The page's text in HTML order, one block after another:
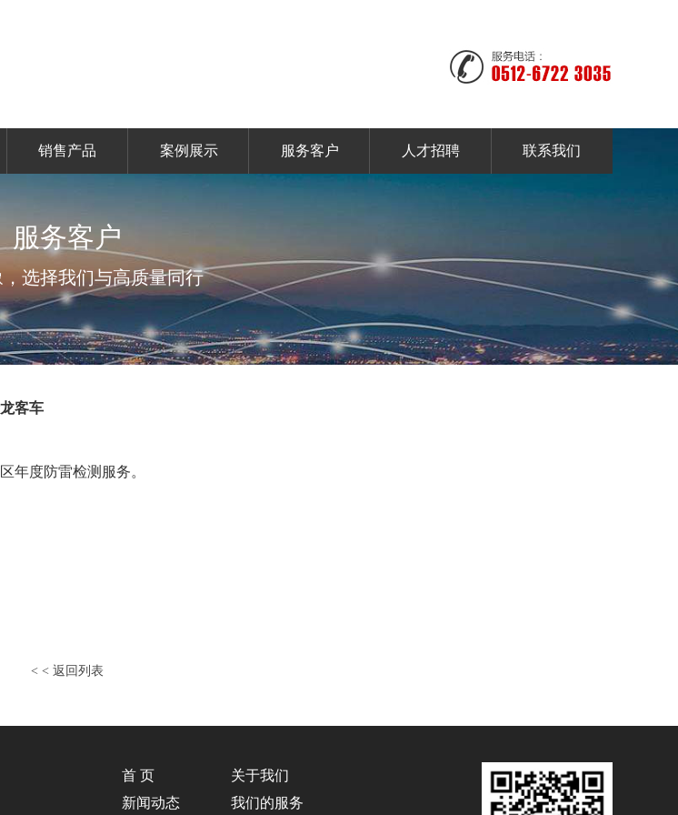
销售产品 案例展示 服务客户 人才招聘 联系我们
服务客户
选择我们与高质量同行
客车
年度防雷检测服务。
< < 返回列表
首 页
关于我们
新闻动态
我们的服务